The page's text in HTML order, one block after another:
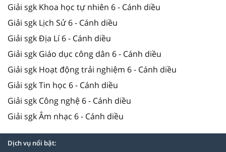
Giải sgk Khoa học tự nhiên 6 - Cánh diều
Giải sgk Lịch Sử 6 - Cánh diều
Giải sgk Địa Lí 6 - Cánh diều
Giải sgk Giáo dục công dân 6 - Cánh diều
Giải sgk Hoạt động trải nghiệm 6 - Cánh diều
Giải sgk Tin học 6 - Cánh diều
Giải sgk Công nghệ 6 - Cánh diều
Giải sgk Âm nhạc 6 - Cánh diều
Dịch vụ nổi bật: